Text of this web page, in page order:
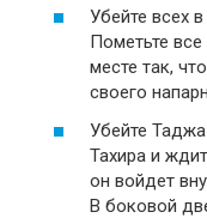
Убейте всех
Пометьте
месте так,
своего
Убейте
Тахира и
он войдет
В боковой